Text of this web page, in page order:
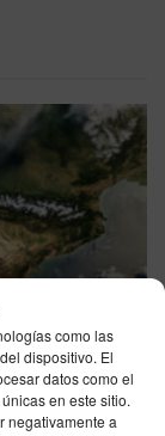
como las
dispositivo. El
datos como el
en este sitio.
negativamente a
de 2026: